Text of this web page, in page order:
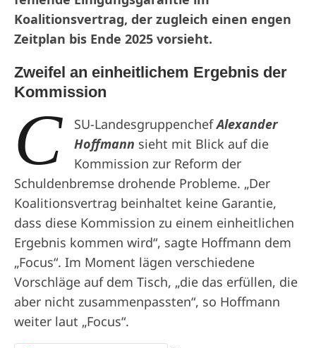
Koalitionsvertrag, der zugleich einen engen
Zeitplan bis Ende 2025 vorsieht.
Zweifel an einheitlichem Ergebnis der
Kommission
C SU-LandesgruppenchefAlexander
Hoffmann sieht mit Blick auf die
Kommission zur Reform der
Schuldenbremse drohende Probleme. „Der
Koalitionsvertrag beinhaltet keine Garantie,
dass diese Kommission zu einem einheitlichen
Ergebnis kommen wird“, sagte Hoffmann dem
„Focus“. Im Moment lägen verschiedene
Vorschläge auf dem Tisch, „die das erfüllen, die
aber nicht zusammenpassten“, so Hoffmann
weiter laut „Focus“.